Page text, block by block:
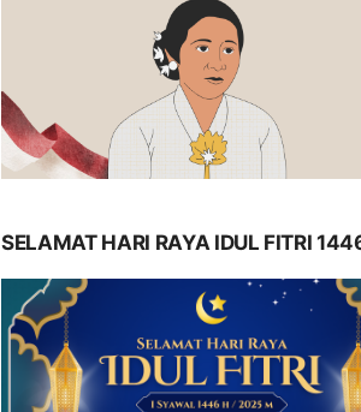
SELAMAT HARI RAYA IDUL FITRI